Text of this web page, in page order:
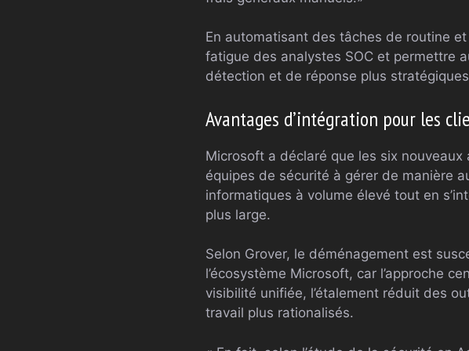
En automatisant des tâches de routine
fatigue des analystes SOC et permettre
détection et de réponse plus
Avantages d’intégration pour les
Microsoft a déclaré que les six
équipes de sécurité à gérer de manière
informatiques à volume élevé tout en
plus large.
Selon Grover, le déménagement est
l’écosystème Microsoft, car l’approche
visibilité unifiée, l’étalement réduit des
travail plus rationalisés.